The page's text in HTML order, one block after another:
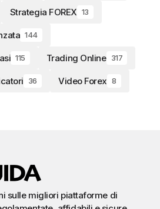
Strategia FOREX 13
144
115 Trading Online 317
36 Video Forex 8
sulle migliori piattaforme di